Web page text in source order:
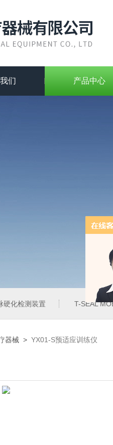
们 产品中心
硬化检测装置 T-SEAL
器械> YX01-S预适应训练仪